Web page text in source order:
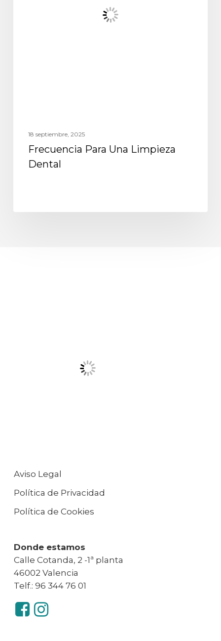
18 septiembre, 2025
Frecuencia Para Una Limpieza
Dental
Aviso Legal
Política de Privacidad
Política de Cookies
Donde estamos
Calle Cotanda, 2 -1ª planta
46002 Valencia
Telf.: 96 344 76 01